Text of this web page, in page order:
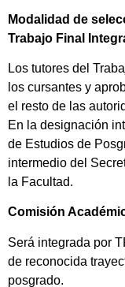
Modalidad de
Trabajo Final
Los tutores del
los cursantes y
el resto de las
En la designación
de Estudios de
intermedio del
la Facultad.
Comisión
Será integrada por
de reconocida
posgrado.